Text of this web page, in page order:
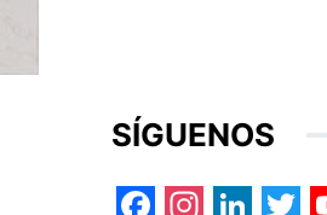
SÍGUENOS